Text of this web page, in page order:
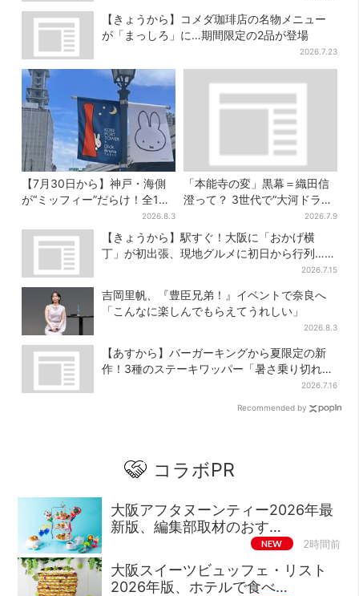
【きょうから】コメダ珈琲店の名物メニュー
が「まっしろ」に…期間限定の2品が登場
2026.7.23
【7月30日から】神戸・海側
が“ミッフィー”だらけ！全16
施設でパン、スイーツ、ナイ
トマーケットも
2026.8.3
「本能寺の変」黒幕＝織田信
澄って？ 3世代で“大河ドラ
マ”、サラブレッド俳優が熱演
【豊臣兄弟】
2026.7.9
【きょうから】駅すぐ！大阪に「おかげ横
丁」が初出張、現地グルメに初日から行列…お
2026.7.15
吉岡里帆、『豊臣兄弟！』イベントで奈良へ
「こんなに楽しんでもらえてうれしい」
2026.8.3
【あすから】バーガーキングから夏限定の新
作！3種のステーキワッパー「暑さ乗り切れそ
2026.7.16
Recommended by
コラボPR
大阪アフタヌーンティー2026年最
新版、編集部取材のおす…
NEW 2時間前
大阪スイーツビュッフェ・リスト
2026年版、ホテルで食べ…